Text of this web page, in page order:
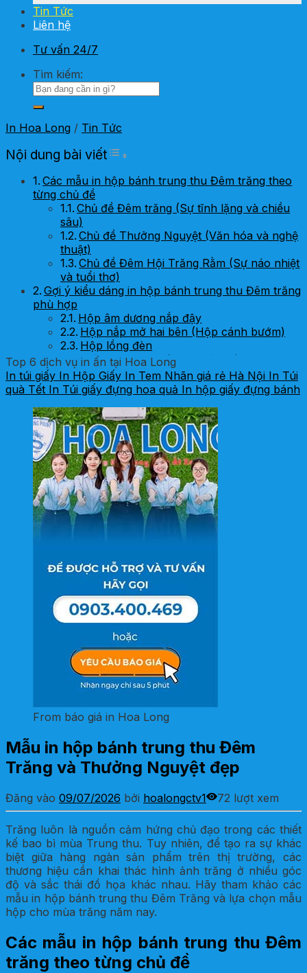
Tin Tức
Liên hệ
Tư vấn 24/7
Tìm kiếm:
In Hoa Long / Tin Tức
Nội dung bài viết Toggle Table of Content
Các mẫu in hộp bánh trung thu Đêm trăng theo
từng chủ đề
Chủ đề Đêm trăng (Sự tĩnh lặng và chiều
sâu)
Chủ đề Thưởng Nguyệt (Văn hóa và nghệ
thuật)
Chủ đề Đêm Hội Trăng Rằm (Sự náo nhiệt
và tuổi thơ)
Gợi ý kiểu dáng in hộp bánh trung thu Đêm trăng
phù hợp
Hộp âm dương nắp đậy
Hộp nắp mở hai bên (Hộp cánh bướm)
Hộp lồng đèn
Kinh nghiệm chọn gia công in hộp bánh trung
thu Đêm trăng
Top 6 dịch vụ in ấn tại Hoa Long
In túi giấy In Hộp Giấy In Tem Nhãn giá rẻ Hà Nội In Túi
quà Tết In Túi giấy đựng hoa quả In hộp giấy đựng bánh
From báo giá in Hoa Long
Mẫu in hộp bánh trung thu Đêm
Trăng và Thưởng Nguyệt đẹp
Đăng vào 09/07/2026 bởi hoalongctv1 72 lượt xem
Trăng luôn là nguồn cảm hứng chủ đạo trong các thiết
kế bao bì mùa Trung thu. Tuy nhiên, để tạo ra sự khác
biệt giữa hàng ngàn sản phẩm trên thị trường, các
thương hiệu cần khai thác hình ảnh trăng ở nhiều góc
độ và sắc thái đồ họa khác nhau. Hãy tham khảo các
mẫu in hộp bánh trung thu Đêm Trăng và lựa chọn mẫu
hộp cho mùa trăng năm nay.
Các mẫu in hộp bánh trung thu Đêm
trăng theo từng chủ đề